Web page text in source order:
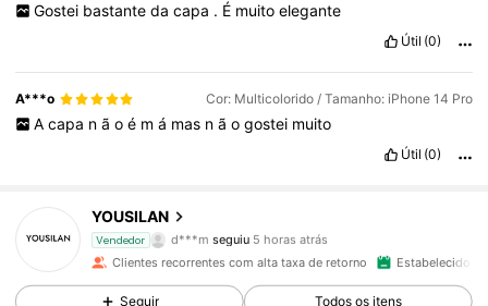
Gostei bastante da capa . É muito elegante
Útil (0)
A***o Cor: Multicolorido / Tamanho: iPhone 14 Pro
A capa n ã o é m á mas n ã o gostei muito
Útil (0)
YOUSILAN
Vendedor
d***m
c***8está a navegar
4,87
15K Seguidores
Clientes recorrentes com alta taxa de retorno Estabelecido
Seguir Todos os itens